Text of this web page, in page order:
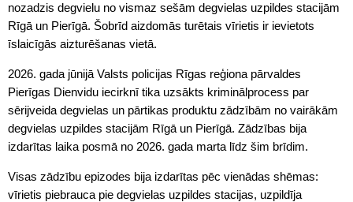
nozadzis degvielu no vismaz sešām degvielas uzpildes stacijām
Rīgā un Pierīgā. Šobrīd aizdomās turētais vīrietis ir ievietots
īslaicīgās aizturēšanas vietā.
2026. gada jūnijā Valsts policijas Rīgas reģiona pārvaldes
Pierīgas Dienvidu iecirknī tika uzsākts kriminālprocess par
sērijveida degvielas un pārtikas produktu zādzībām no vairākām
degvielas uzpildes stacijām Rīgā un Pierīgā. Zādzības bija
izdarītas laika posmā no 2026. gada marta līdz šim brīdim.
Visas zādzību epizodes bija izdarītas pēc vienādas shēmas:
vīrietis piebrauca pie degvielas uzpildes stacijas, uzpildīja